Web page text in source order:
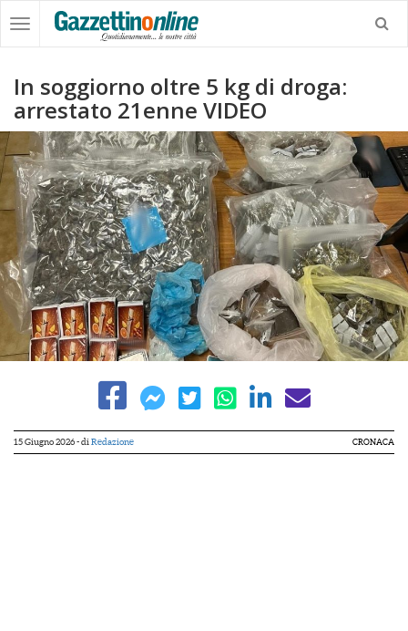
In soggiorno oltre 5 kg di droga:
arrestato 21enne VIDEO
15 Giugno 2026- di Redazione CRONACA